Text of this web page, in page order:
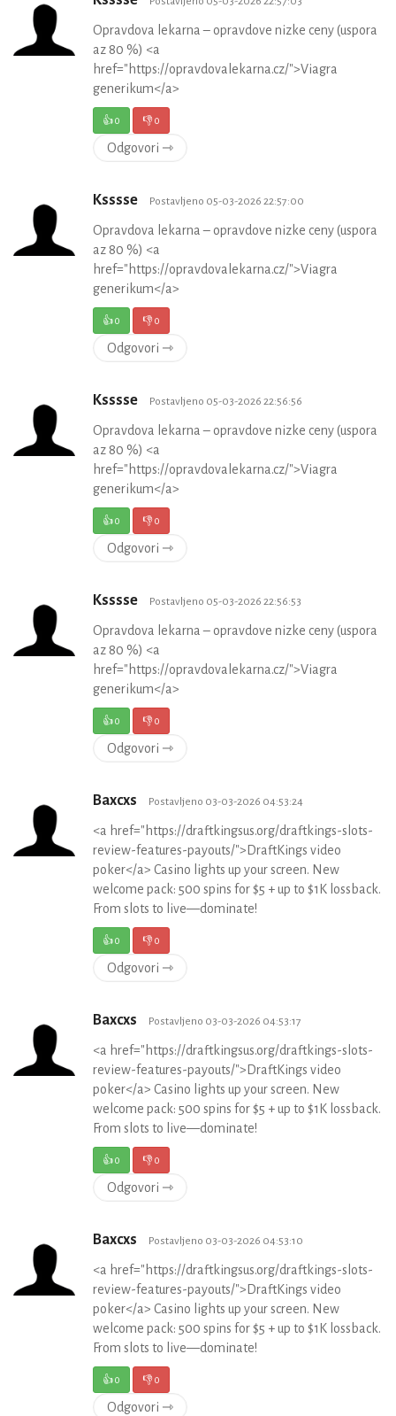
Opravdova lekarna – opravdove nizke ceny (uspora
az 80 %) <a
href="https://opravdovalekarna.cz/">Viagra
generikum</a>
👍0 👎0
Odgovori ⇾
Ksssse Postavljeno 05-03-2026 22:57:00
Opravdova lekarna – opravdove nizke ceny (uspora
az 80 %) <a
href="https://opravdovalekarna.cz/">Viagra
generikum</a>
👍0 👎0
Odgovori ⇾
Ksssse Postavljeno 05-03-2026 22:56:56
Opravdova lekarna – opravdove nizke ceny (uspora
az 80 %) <a
href="https://opravdovalekarna.cz/">Viagra
generikum</a>
👍0 👎0
Odgovori ⇾
Ksssse Postavljeno 05-03-2026 22:56:53
Opravdova lekarna – opravdove nizke ceny (uspora
az 80 %) <a
href="https://opravdovalekarna.cz/">Viagra
generikum</a>
👍0 👎0
Odgovori ⇾
Baxcxs Postavljeno 03-03-2026 04:53:24
<a href="https://draftkingsus.org/draftkings-slots-
review-features-payouts/">DraftKings video
poker</a> Casino lights up your screen. New
welcome pack: 500 spins for $5 + up to $1K lossback.
From slots to live—dominate!
👍0 👎0
Odgovori ⇾
Baxcxs Postavljeno 03-03-2026 04:53:17
<a href="https://draftkingsus.org/draftkings-slots-
review-features-payouts/">DraftKings video
poker</a> Casino lights up your screen. New
welcome pack: 500 spins for $5 + up to $1K lossback.
From slots to live—dominate!
👍0 👎0
Odgovori ⇾
Baxcxs Postavljeno 03-03-2026 04:53:10
<a href="https://draftkingsus.org/draftkings-slots-
review-features-payouts/">DraftKings video
poker</a> Casino lights up your screen. New
welcome pack: 500 spins for $5 + up to $1K lossback.
From slots to live—dominate!
👍0 👎0
Odgovori ⇾